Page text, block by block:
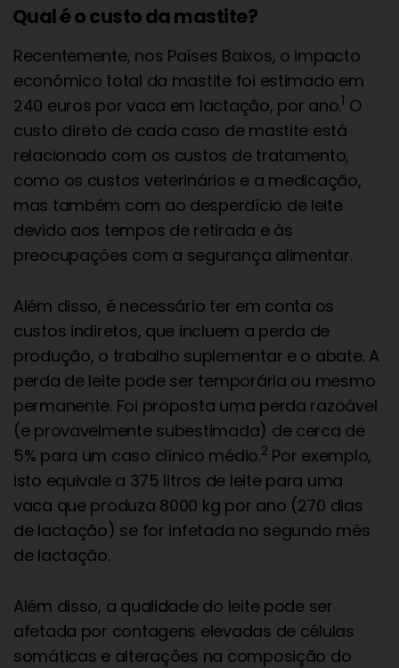
Qual é o custo da mastite?
Recentemente, nos Países Baixos, o impacto
económico total da mastite foi estimado em
240 euros por vaca em lactação, por ano.1 O
custo direto de cada caso de mastite está
relacionado com os custos de tratamento,
como os custos veterinários e a medicação,
mas também com ao desperdício de leite
devido aos tempos de retirada e às
preocupações com a segurança alimentar.
Além disso, é necessário ter em conta os
custos indiretos, que incluem a perda de
produção, o trabalho suplementar e o abate. A
perda de leite pode ser temporária ou mesmo
permanente. Foi proposta uma perda razoável
(e provavelmente subestimada) de cerca de
5% para um caso clínico médio.2 Por exemplo,
isto equivale a 375 litros de leite para uma
vaca que produza 8000 kg por ano (270 dias
de lactação) se for infetada no segundo mês
de lactação.
Além disso, a qualidade do leite pode ser
afetada por contagens elevadas de células
somáticas e alterações na composição do